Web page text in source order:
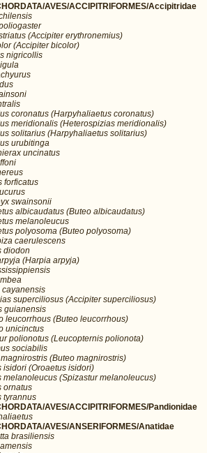
AVES/ACCIPITRIFORMES/Accipitridae
(Accipiter erythronemius)
(Accipiter bicolor)
nigricollis
coronatus (Harpyhaliaetus coronatus)
meridionalis (Heterospizias meridionalis)
solitarius (Harpyhaliaetus solitarius)
urubitinga
uncinatus
forficatus
swainsonii
albicaudatus (Buteo albicaudatus)
melanoleucus
polyosoma (Buteo polyosoma)
caerulescens
diodon
(Harpia arpyja)
superciliosus (Accipiter superciliosus)
guianensis
leucorrhous (Buteo leucorrhous)
unicinctus
polionotus (Leucopternis polionota)
sociabilis
(Buteo magnirostris)
isidori (Oroaetus isidori)
melanoleucus (Spizastur melanoleucus)
ornatus
tyrannus
AVES/ACCIPITRIFORMES/Pandionidae
AVES/ANSERIFORMES/Anatidae
brasiliensis